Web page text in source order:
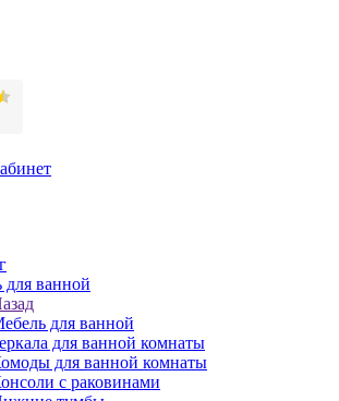
для ванной
для ванной
для ванной комнаты
для ванной комнаты
с раковинами